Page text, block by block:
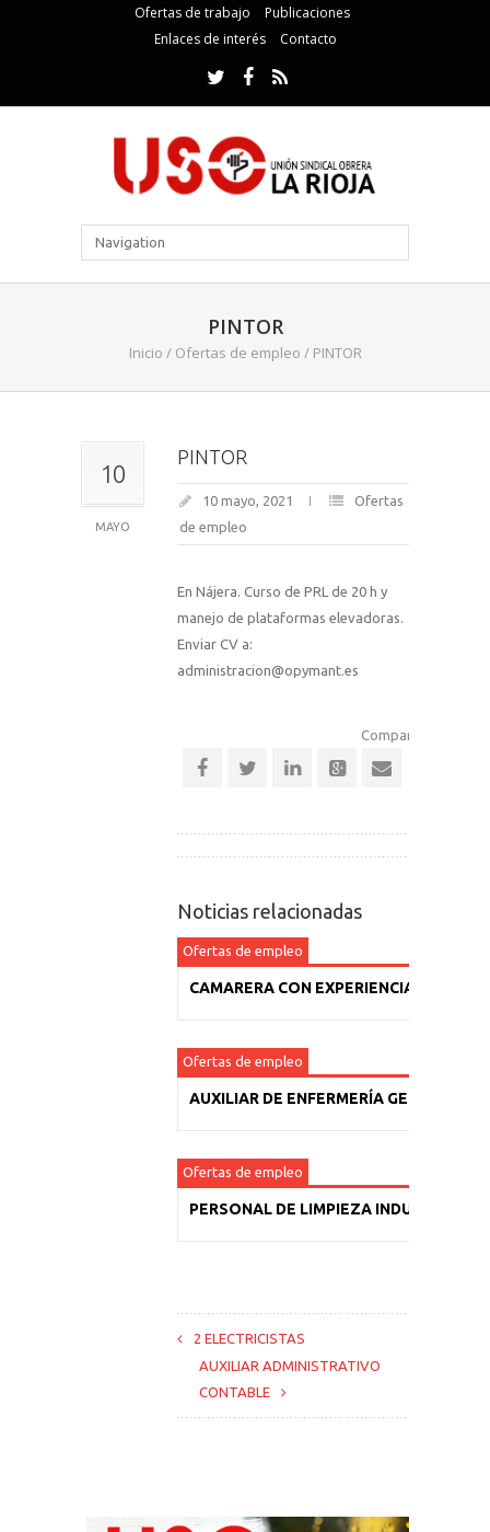
Ofertas de trabajo
Publicaciones
Enlaces de interés
Contacto
PINTOR
Inicio / Ofertas de empleo / PINTOR
10
MAYO
PINTOR
10 mayo, 2021
Ofertas
de empleo
En Nájera. Curso de PRL de 20 h y
manejo de plataformas elevadoras.
Enviar CV a:
administracion@opymant.es
Comparte esta
Noticias relacionadas
Ofertas de empleo
CAMARERA CON EXPERIENCIA
Ofertas de empleo
AUXILIAR DE ENFERMERÍA GERIÁTRICA
Ofertas de empleo
PERSONAL DE LIMPIEZA INDUSTRIAL
2 ELECTRICISTAS
AUXILIAR ADMINISTRATIVO
CONTABLE